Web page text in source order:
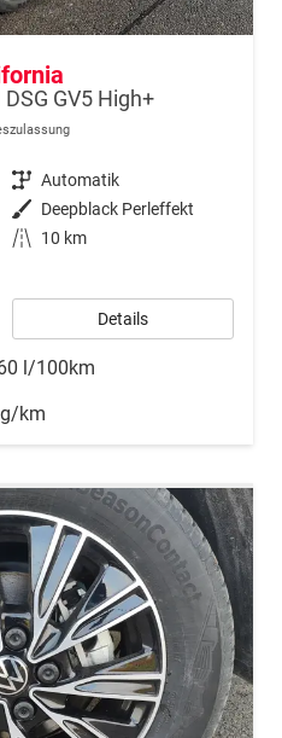
GV5 High+
Getriebe Automatik
Außenfarbe Deepblack Perleffekt
Kilometerstand
10 km
Details
l/100km
km